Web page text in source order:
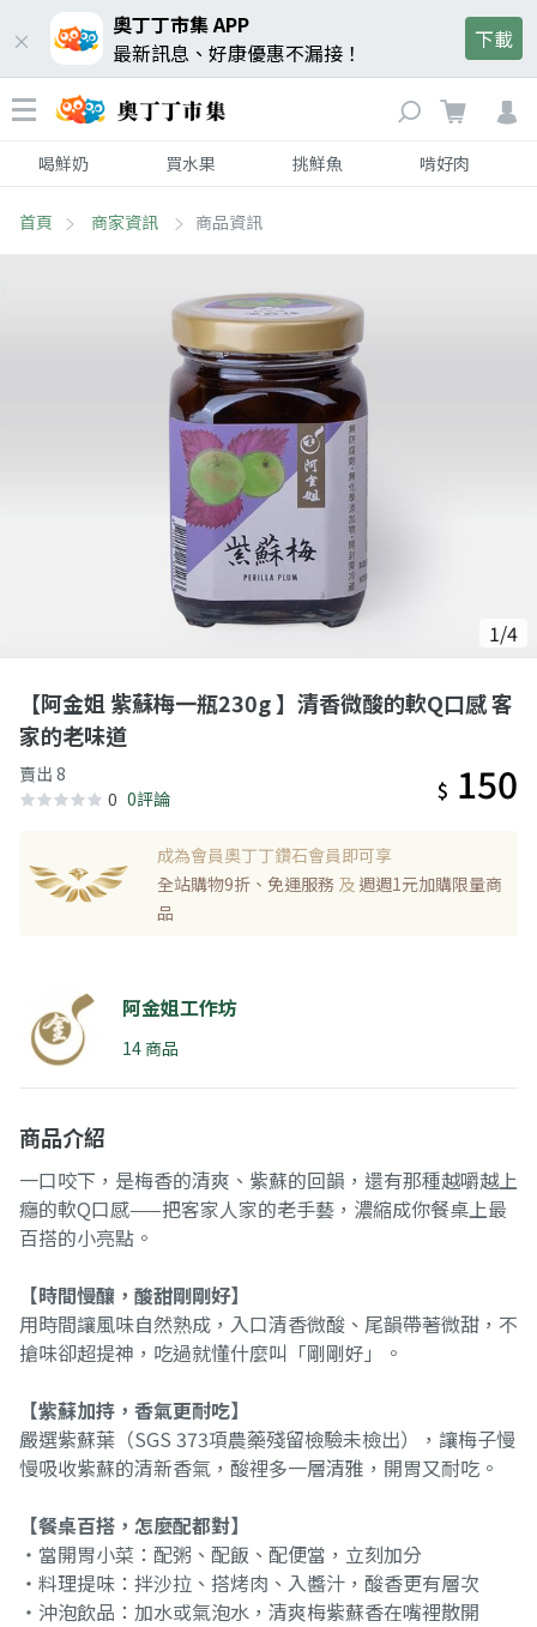
奧丁丁市集 APP
最新訊息、好康優惠不漏接！
下載
喝鮮奶 買水果 挑鮮魚 啃好肉
首頁 商家資訊 商品資訊
1/4
【阿金姐 紫蘇梅一瓶230g 】清香微酸的軟Q口感 客
家的老味道
賣出 8
0 0評論 $ 150
成為會員奧丁丁鑽石會員即可享
全站購物9折、免運服務 及 週週1元加購限量商
品
阿金姐工作坊
14 商品
商品介紹
一口咬下，是梅香的清爽、紫蘇的回韻，還有那種越嚼越上
癮的軟Q口感——把客家人家的老手藝，濃縮成你餐桌上最
百搭的小亮點。
【時間慢釀，酸甜剛剛好】
用時間讓風味自然熟成，入口清香微酸、尾韻帶著微甜，不
搶味卻超提神，吃過就懂什麼叫「剛剛好」。
【紫蘇加持，香氣更耐吃】
嚴選紫蘇葉（SGS 373項農藥殘留檢驗未檢出），讓梅子慢
慢吸收紫蘇的清新香氣，酸裡多一層清雅，開胃又耐吃。
【餐桌百搭，怎麼配都對】
・當開胃小菜：配粥、配飯、配便當，立刻加分
・料理提味：拌沙拉、搭烤肉、入醬汁，酸香更有層次
・沖泡飲品：加水或氣泡水，清爽梅紫蘇香在嘴裡散開